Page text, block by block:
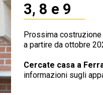
3, 8 e 9
Prossima
a partire da ottobre
Cercate casa a
informazioni sugli